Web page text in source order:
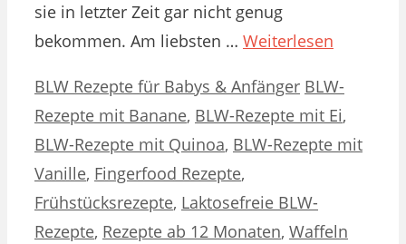
sie in letzter Zeit gar nicht genug
bekommen. Am liebsten … Weiterlesen
Kategorien
BLW Rezepte für Babys & Anfänger Schlagwörter
BLW-
Rezepte mit Banane, BLW-Rezepte mit Ei,
BLW-Rezepte mit Quinoa, BLW-Rezepte mit
Vanille, Fingerfood Rezepte,
Frühstücksrezepte, Laktosefreie BLW-
Rezepte, Rezepte ab 12 Monaten, Waffeln